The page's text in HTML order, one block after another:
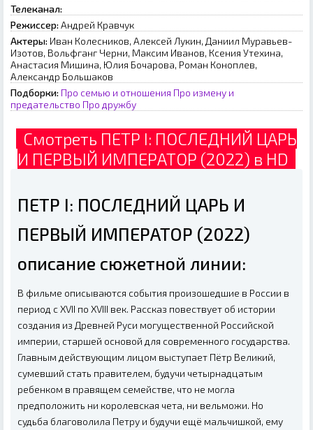
Телеканал:
Режиссер: Андрей Кравчук
Актеры: Иван Колесников, Алексей Лукин, Даниил Муравьев-
Изотов, Вольфганг Черни, Максим Иванов, Ксения Утехина,
Анастасия Мишина, Юлия Бочарова, Роман Коноплев,
Александр Большаков
Подборки: Про семью и отношения Про измену и
предательство Про дружбу
Смотреть ПЕТР I: ПОСЛЕДНИЙ ЦАРЬ
И ПЕРВЫЙ ИМПЕРАТОР (2022) в HD
ПЕТР I: ПОСЛЕДНИЙ ЦАРЬ И
ПЕРВЫЙ ИМПЕРАТОР (2022)
описание сюжетной линии:
В фильме описываются события произошедшие в России в
период с XVII по XVIII век. Рассказ повествует об истории
создания из Древней Руси могущественной Российской
империи, старшей основой для современного государства.
Главным действующим лицом выступает Пётр Великий,
сумевший стать правителем, будучи четырнадцатым
ребенком в правящем семействе, что не могла
предположить ни королевская чета, ни вельможи. Но
судьба благоволила Петру и будучи ещё мальчишкой, ему